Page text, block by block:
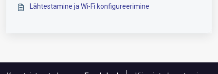
Lähtestamine ja Wi-Fi konfigureerimine